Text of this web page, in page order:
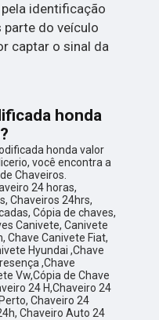
identificação
do veículo
captar o sinal da
honda
honda valor
você encontra a
Chaveiros.
24 horas,
Chaveiros 24hrs,
Cópia de chaves,
Canivete, Canivete
Chave Canivete Fiat,
Hyundai ,Chave
,Chave
Vw,Cópia de Chave
24 H,Chaveiro 24
Chaveiro 24
Chaveiro Auto 24